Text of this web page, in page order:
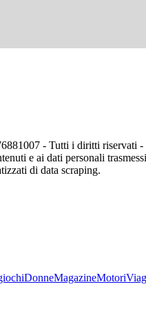
- Tutti i diritti riservati
e ai dati personali
di data scraping.
DonneMagazineMotori